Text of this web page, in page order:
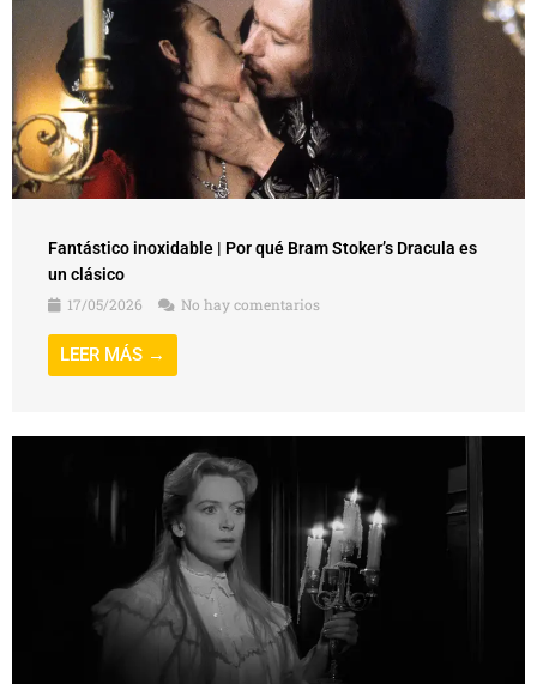
Fantástico inoxidable | Por qué Bram Stoker’s Dracula es
un clásico
17/05/2026
No hay comentarios
LEER MÁS →